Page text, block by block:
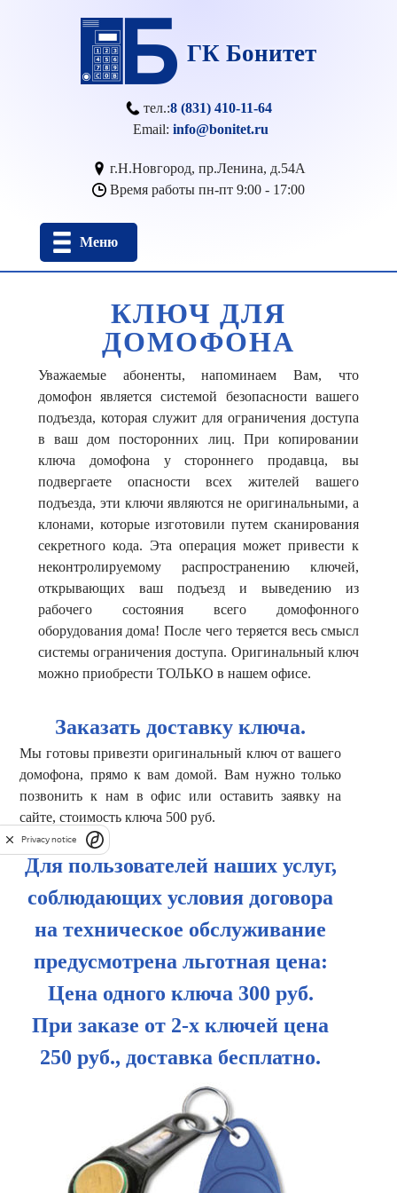
ГК Бонитет
тел.:8 (831) 410-11-64
Email: info@bonitet.ru
г.Н.Новгород, пр.Ленина, д.54А
Время работы пн-пт 9:00 - 17:00
Меню
КЛЮЧ ДЛЯ
ДОМОФОНА
Уважаемые абоненты, напоминаем Вам, что
домофон является системой безопасности вашего
подъезда, которая служит для ограничения доступа
в ваш дом посторонних лиц. При копировании
ключа домофона у стороннего продавца, вы
подвергаете опасности всех жителей вашего
подъезда, эти ключи являются не оригинальными, а
клонами, которые изготовили путем сканирования
секретного кода. Эта операция может привести к
неконтролируемому распространению ключей,
открывающих ваш подъезд и выведению из
рабочего состояния всего домофонного
оборудования дома! После чего теряется весь смысл
системы ограничения доступа. Оригинальный ключ
можно приобрести ТОЛЬКО в нашем офисе.
Заказать доставку ключа.
Мы готовы привезти оригинальный ключ от вашего
домофона, прямо к вам домой. Вам нужно только
позвонить к нам в офис или оставить заявку на
сайте, стоимость ключа 500 руб.
Для пользователей наших услуг,
соблюдающих условия договора
на техническое обслуживание
предусмотрена льготная цена:
Цена одного ключа 300 руб.
При заказе от 2-х ключей цена
250 руб., доставка бесплатно.
Privacy notice